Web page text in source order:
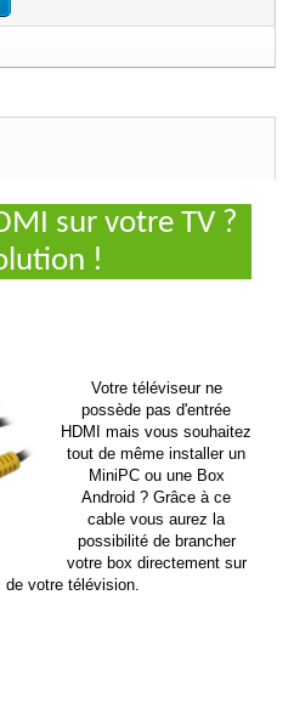
sur votre TV ?
!
Votre téléviseur ne
possède pas d'entrée
HDMI mais vous souhaitez
tout de même installer un
MiniPC ou une Box
Android ? Grâce à ce
cable vous aurez la
possibilité de brancher
votre box directement sur
de votre télévision.